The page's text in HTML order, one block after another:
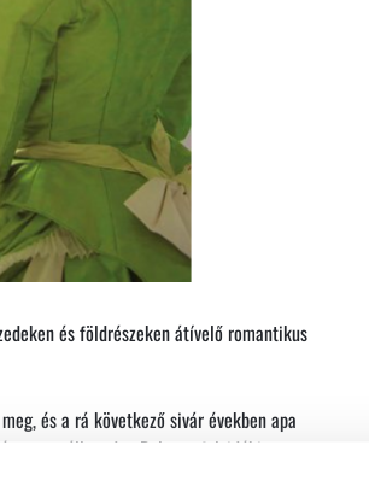
és földrészeken átívelő romantikus
és a rá következő sivár években apa
megállapodna Balaton-felvidéki
elveszít mindent, és a hazáját is